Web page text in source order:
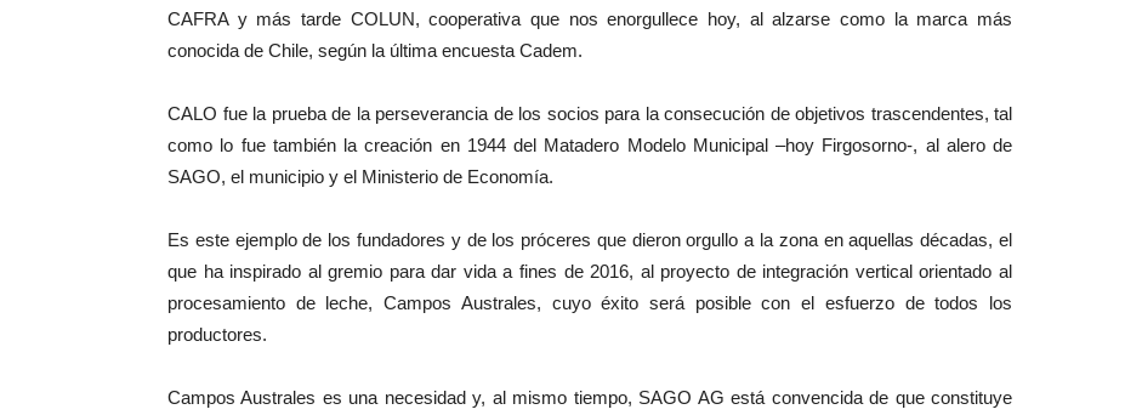
CAFRA y más tarde COLUN, cooperativa que nos enorgullece hoy, al alzarse como la marca más
conocida de Chile, según la última encuesta Cadem.
CALO fue la prueba de la perseverancia de los socios para la consecución de objetivos trascendentes, tal
como lo fue también la creación en 1944 del Matadero Modelo Municipal –hoy Firgosorno-, al alero de
SAGO, el municipio y el Ministerio de Economía.
Es este ejemplo de los fundadores y de los próceres que dieron orgullo a la zona en aquellas décadas, el
que ha inspirado al gremio para dar vida a fines de 2016, al proyecto de integración vertical orientado al
procesamiento de leche, Campos Australes, cuyo éxito será posible con el esfuerzo de todos los
productores.
Campos Australes es una necesidad y, al mismo tiempo, SAGO AG está convencida de que constituye